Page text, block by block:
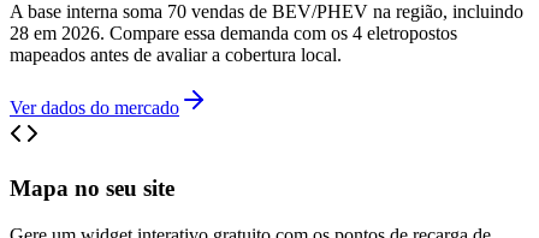
A base interna soma 70 vendas de BEV/PHEV na região, incluindo
28 em 2026. Compare essa demanda com os 4 eletropostos
mapeados antes de avaliar a cobertura local.
Ver dados do mercado
Mapa no seu site